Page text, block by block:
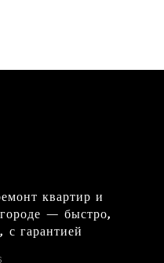
квартир и
— быстро,
с гарантией